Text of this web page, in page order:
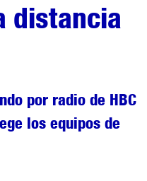
distancia
por radio de HBC
los equipos de